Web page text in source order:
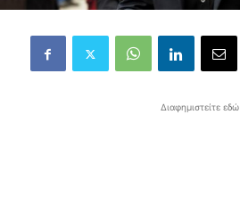
Διαφημιστείτε εδώ